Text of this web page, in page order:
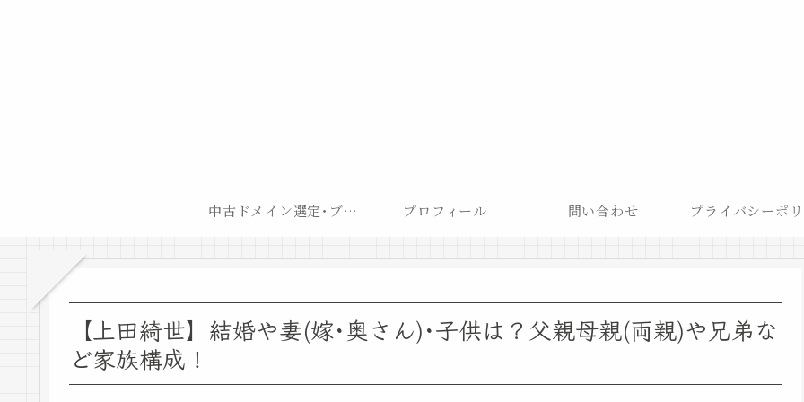
中古ドメイン選定･ブログ開設後最短での収益化戦略 プロフィール 問い合わせ プライバシーポ
【上田綺世】結婚や妻(嫁･奥さん)･子供は？父親母親(両親)や兄弟な
ど家族構成！